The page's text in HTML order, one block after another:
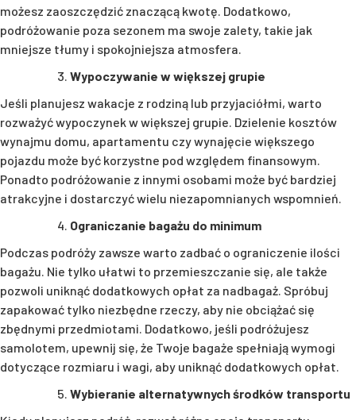
możesz zaoszczędzić znaczącą kwotę. Dodatkowo,
podróżowanie poza sezonem ma swoje zalety, takie jak
mniejsze tłumy i spokojniejsza atmosfera.
Wypoczywanie w większej grupie
Jeśli planujesz wakacje z rodziną lub przyjaciółmi, warto
rozważyć wypoczynek w większej grupie. Dzielenie kosztów
wynajmu domu, apartamentu czy wynajęcie większego
pojazdu może być korzystne pod względem finansowym.
Ponadto podróżowanie z innymi osobami może być bardziej
atrakcyjne i dostarczyć wielu niezapomnianych wspomnień.
Ograniczanie bagażu do minimum
Podczas podróży zawsze warto zadbać o ograniczenie ilości
bagażu. Nie tylko ułatwi to przemieszczanie się, ale także
pozwoli uniknąć dodatkowych opłat za nadbagaż. Spróbuj
zapakować tylko niezbędne rzeczy, aby nie obciążać się
zbędnymi przedmiotami. Dodatkowo, jeśli podróżujesz
samolotem, upewnij się, że Twoje bagaże spełniają wymogi
dotyczące rozmiaru i wagi, aby uniknąć dodatkowych opłat.
Wybieranie alternatywnych środków transportu